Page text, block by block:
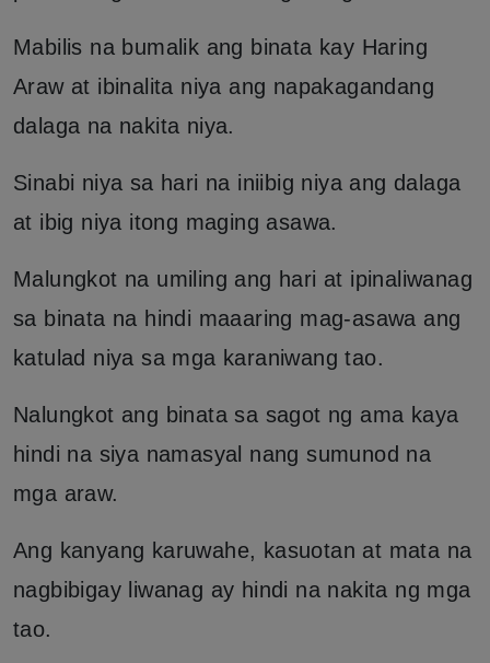
Mabilis na bumalik ang binata kay Haring
Araw at ibinalita niya ang napakagandang
dalaga na nakita niya.
Sinabi niya sa hari na iniibig niya ang dalaga
at ibig niya itong maging asawa.
Malungkot na umiling ang hari at ipinaliwanag
sa binata na hindi maaaring mag-asawa ang
katulad niya sa mga karaniwang tao.
Nalungkot ang binata sa sagot ng ama kaya
hindi na siya namasyal nang sumunod na
mga araw.
Ang kanyang karuwahe, kasuotan at mata na
nagbibigay liwanag ay hindi na nakita ng mga
tao.